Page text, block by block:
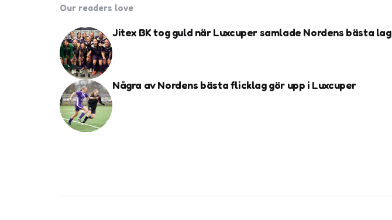
Our readers love
Jitex BK tog guld när Luxcuper samlade Nordens bästa lag
Några av Nordens bästa flicklag gör upp i Luxcuper